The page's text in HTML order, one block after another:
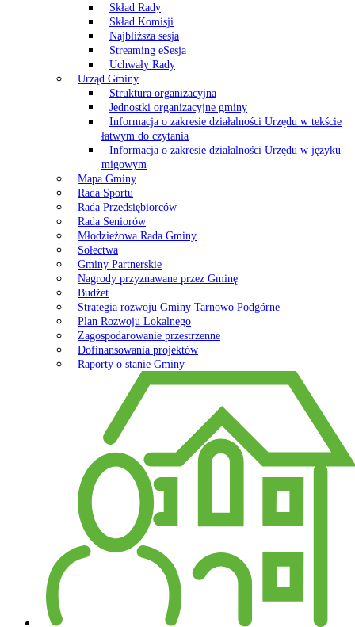
Skład Rady
Skład Komisji
Najbliższa sesja
Streaming eSesja
Uchwały Rady
Urząd Gminy
Struktura organizacyjna
Jednostki organizacyjne gminy
Informacja o zakresie działalności Urzędu w tekście
łatwym do czytania
Informacja o zakresie działalności Urzędu w języku
migowym
Mapa Gminy
Rada Sportu
Rada Przedsiębiorców
Rada Seniorów
Młodzieżowa Rada Gminy
Sołectwa
Gminy Partnerskie
Nagrody przyznawane przez Gminę
Budżet
Strategia rozwoju Gminy Tarnowo Podgórne
Plan Rozwoju Lokalnego
Zagospodarowanie przestrzenne
Dofinansowania projektów
Raporty o stanie Gminy